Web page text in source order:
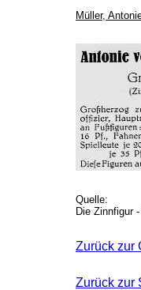
Müller,
Quelle:
Die Zinnfigur
Zurück zur
Zurück zur